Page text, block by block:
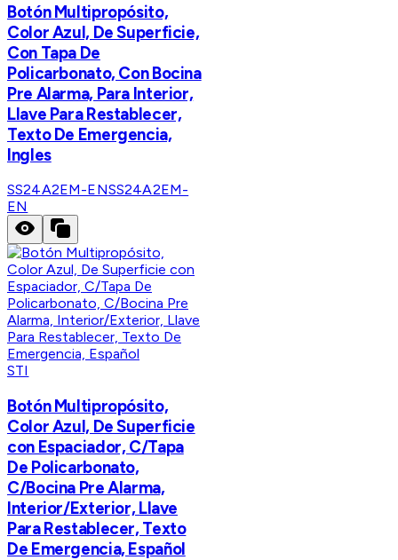
Botón Multipropósito,
Color Azul, De Superficie,
Con Tapa De
Policarbonato, Con Bocina
Pre Alarma, Para Interior,
Llave Para Restablecer,
Texto De Emergencia,
Ingles
SS24A2EM-ENSS24A2EM-
EN
STI
​Botón Multipropósito,
Color Azul, De Superficie
con Espaciador, C/Tapa
De Policarbonato,
C/Bocina Pre Alarma,
Interior/Exterior, Llave
Para Restablecer, Texto
De Emergencia, Español